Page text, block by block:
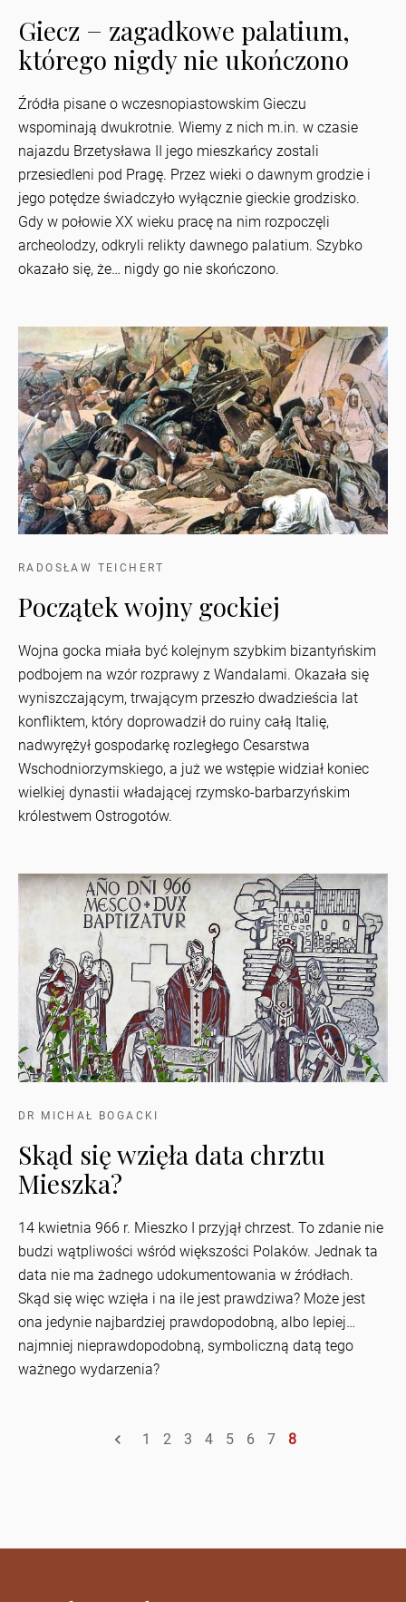
Giecz − zagadkowe palatium,
którego nigdy nie ukończono
Źródła pisane o wczesnopiastowskim Gieczu
wspominają dwukrotnie. Wiemy z nich m.in. w czasie
najazdu Brzetysława II jego mieszkańcy zostali
przesiedleni pod Pragę. Przez wieki o dawnym grodzie i
jego potędze świadczyło wyłącznie gieckie grodzisko.
Gdy w połowie XX wieku pracę na nim rozpoczęli
archeolodzy, odkryli relikty dawnego palatium. Szybko
okazało się, że… nigdy go nie skończono.
RADOSŁAW TEICHERT
Początek wojny gockiej
Wojna gocka miała być kolejnym szybkim bizantyńskim
podbojem na wzór rozprawy z Wandalami. Okazała się
wyniszczającym, trwającym przeszło dwadzieścia lat
konfliktem, który doprowadził do ruiny całą Italię,
nadwyrężył gospodarkę rozległego Cesarstwa
Wschodniorzymskiego, a już we wstępie widział koniec
wielkiej dynastii władającej rzymsko-barbarzyńskim
królestwem Ostrogotów.
DR MICHAŁ BOGACKI
Skąd się wzięła data chrztu
Mieszka?
14 kwietnia 966 r. Mieszko I przyjął chrzest. To zdanie nie
budzi wątpliwości wśród większości Polaków. Jednak ta
data nie ma żadnego udokumentowania w źródłach.
Skąd się więc wzięła i na ile jest prawdziwa? Może jest
ona jedynie najbardziej prawdopodobną, albo lepiej…
najmniej nieprawdopodobną, symboliczną datą tego
ważnego wydarzenia?
1 2 3 4 5 6 7 8